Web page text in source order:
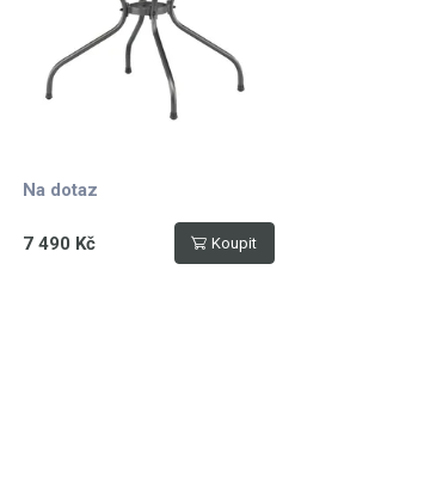
Na dotaz
7 490 Kč Koupit